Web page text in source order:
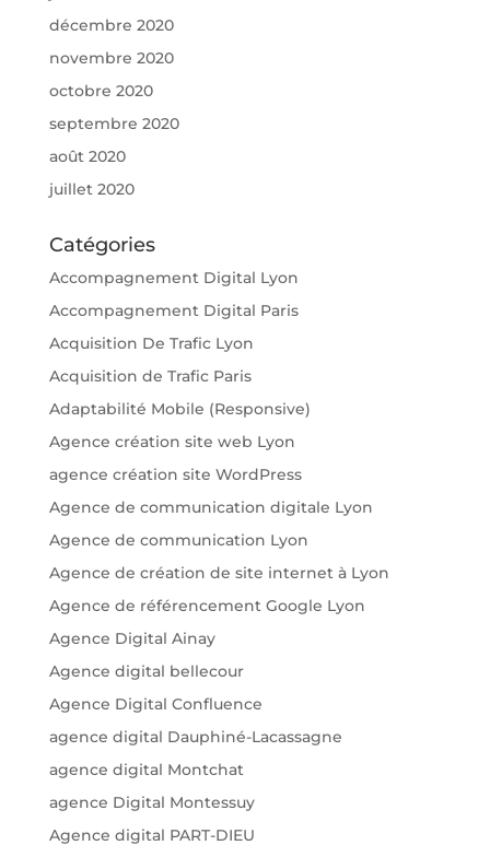
décembre 2020
novembre 2020
octobre 2020
septembre 2020
août 2020
juillet 2020
Catégories
Accompagnement Digital Lyon
Accompagnement Digital Paris
Acquisition De Trafic Lyon
Acquisition de Trafic Paris
Adaptabilité Mobile (Responsive)
Agence création site web Lyon
agence création site WordPress
Agence de communication digitale Lyon
Agence de communication Lyon
Agence de création de site internet à Lyon
Agence de référencement Google Lyon
Agence Digital Ainay
Agence digital bellecour
Agence Digital Confluence
agence digital Dauphiné-Lacassagne
agence digital Montchat
agence Digital Montessuy
Agence digital PART-DIEU